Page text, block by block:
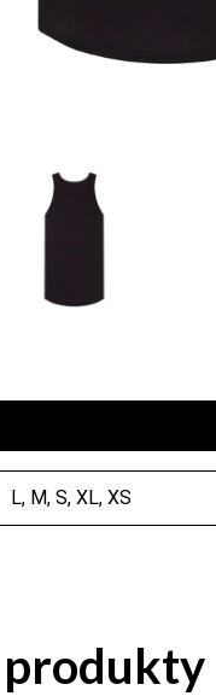
L, M,S,XL,XS
produkty